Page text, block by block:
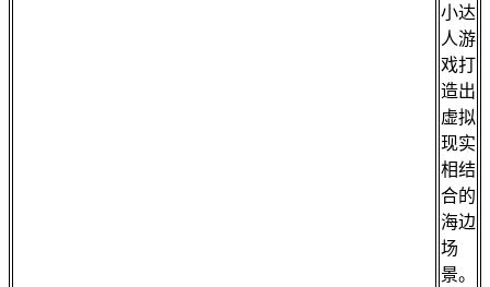
小达
人游
戏打
造出
虚拟
现实
相结
合的
海边
场
景。